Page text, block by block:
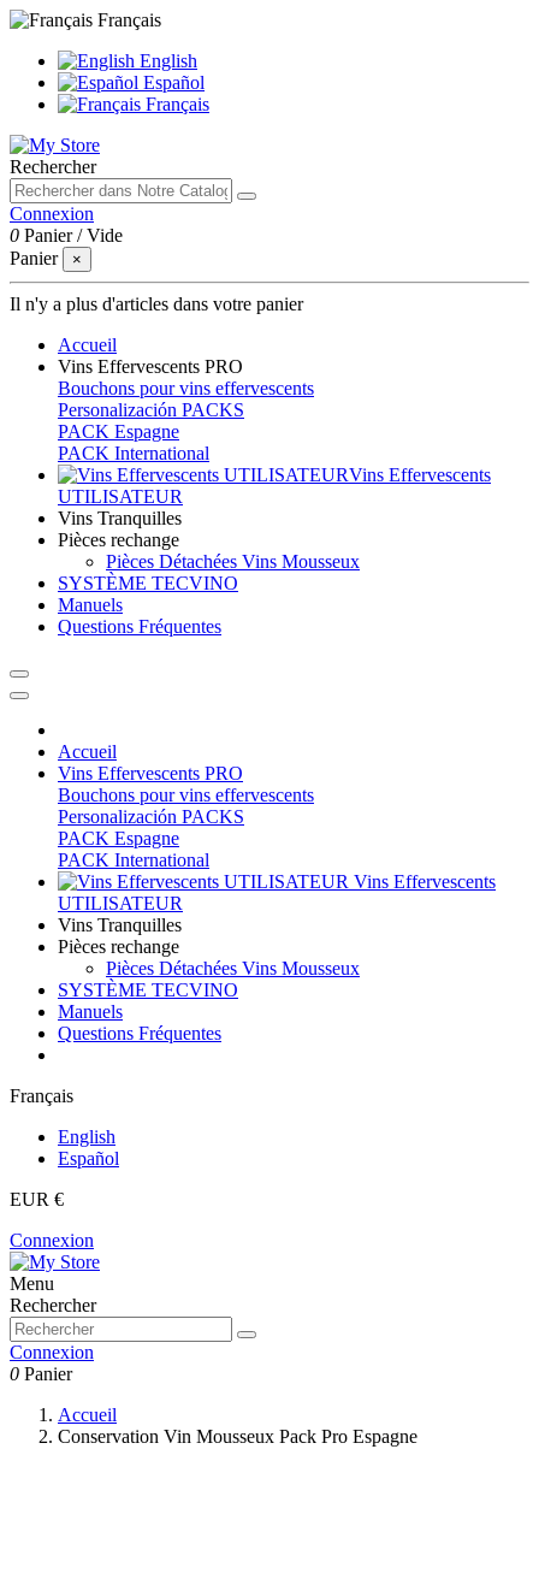
Français
English
Español
Français
Rechercher
Connexion
0 Panier /Vide
Panier
×
Il n'y a plus d'articles dans votre panier
Accueil
Vins Effervescents PRO
Bouchons pour vins effervescents
Personalización PACKS
PACK Espagne
PACK International
Vins Effervescents
UTILISATEUR
Vins Tranquilles
Pièces rechange
Pièces Détachées Vins Mousseux
SYSTÈME TECVINO
Manuels
Questions Fréquentes
Accueil
Vins Effervescents PRO
Bouchons pour vins effervescents
Personalización PACKS
PACK Espagne
PACK International
Vins Effervescents
UTILISATEUR
Vins Tranquilles
Pièces rechange
Pièces Détachées Vins Mousseux
SYSTÈME TECVINO
Manuels
Questions Fréquentes
Français
English
Español
EUR €
Connexion
Menu
Rechercher
Connexion
0 Panier
Accueil
Conservation Vin Mousseux Pack Pro Espagne